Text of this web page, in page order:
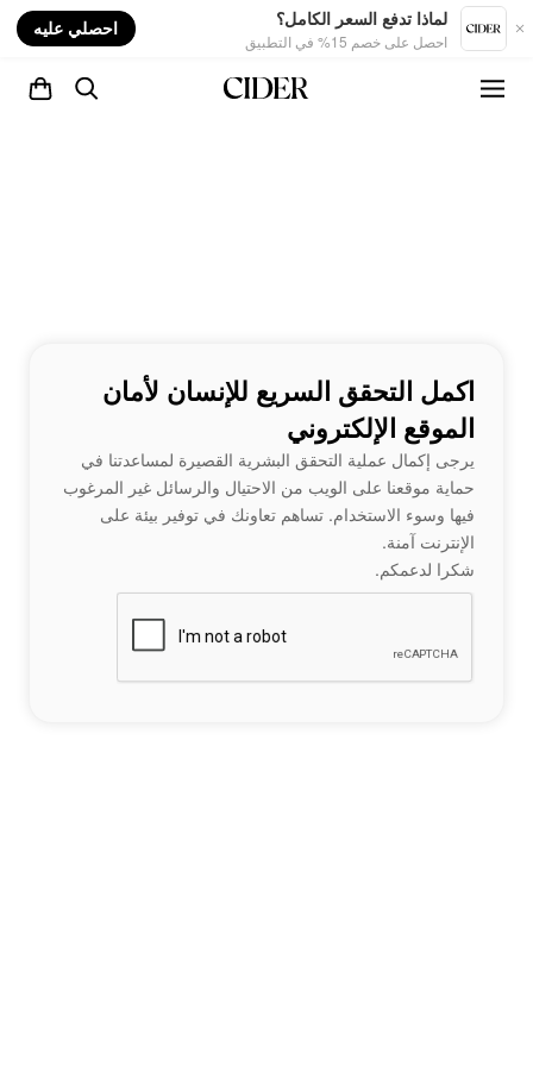
لماذا تدفع السعر الكامل؟
احصل على خصم 15% في التطبيق
احصلي عليه
اكمل التحقق السريع للإنسان لأمان
الموقع الإلكتروني
يرجى إكمال عملية التحقق البشرية القصيرة لمساعدتنا في
حماية موقعنا على الويب من الاحتيال والرسائل غير المرغوب
فيها وسوء الاستخدام. تساهم تعاونك في توفير بيئة على
الإنترنت آمنة.
شكرا لدعمكم.